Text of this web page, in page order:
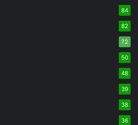
84
82
72
50
48
39
38
36